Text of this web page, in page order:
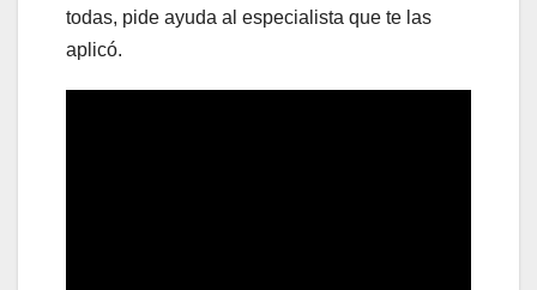
todas, pide ayuda al especialista que te las
aplicó.